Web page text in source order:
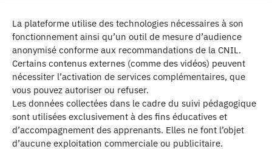
La plateforme utilise des technologies nécessaires à son
fonctionnement ainsi qu’un outil de mesure d’audience
anonymisé conforme aux recommandations de la CNIL.
Certains contenus externes (comme des vidéos) peuvent
nécessiter l’activation de services complémentaires, que
vous pouvez autoriser ou refuser.
Les données collectées dans le cadre du suivi pédagogique
sont utilisées exclusivement à des fins éducatives et
d’accompagnement des apprenants. Elles ne font l’objet
d’aucune exploitation commerciale ou publicitaire.
Suivez-nous
| Les contenus publiés sur ce site sont